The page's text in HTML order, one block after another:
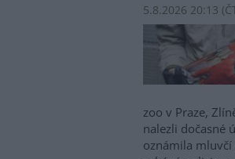
5.8.2026 20:13 (
zoo v Praze,
nalezli dočasné
oznámila mluvčí